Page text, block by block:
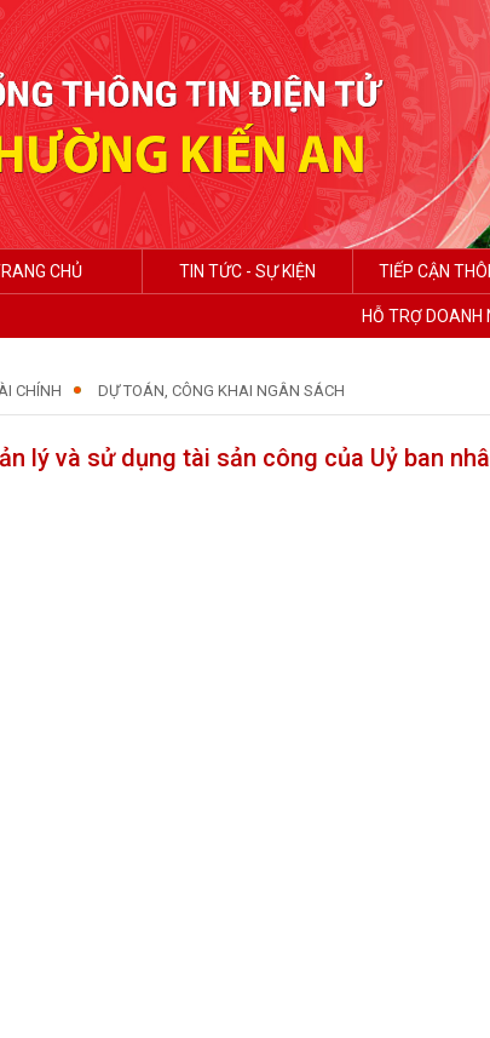
CHỦ TIN TỨC - SỰ KIỆN TIẾP CẬN
HỖ TRỢ DOANH
CHÍNH DỰ TOÁN, CÔNG KHAI NGÂN SÁCH
lý và sử dụng tài sản công của Uỷ ban